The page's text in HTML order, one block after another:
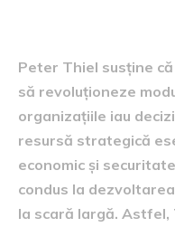
Peter Thiel susține
să revoluționeze
organizațiile iau
resursă strategică
economic și
condus la
la scară largă.